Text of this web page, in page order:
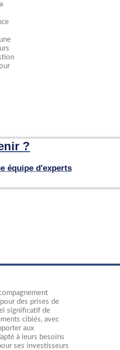
?
équipe d'experts
des prises de
significatif de
ciblés, avec
aux
à leurs besoins
ses investisseurs